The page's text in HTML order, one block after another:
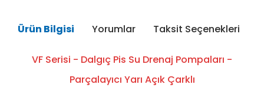
Ürün Bilgisi Yorumlar Taksit Seçenekleri
VF Serisi - Dalgıç Pis Su Drenaj Pompaları -
Parçalayıcı Yarı Açık Çarklı